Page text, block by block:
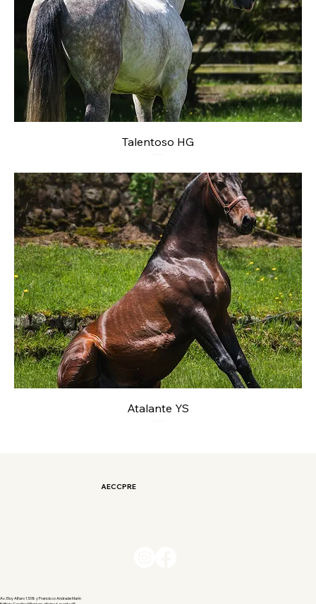
Talentoso HG
Atalante YS
AECCPRE
Av. Eloy Alfaro 1338 y Francisco Andrade Marín